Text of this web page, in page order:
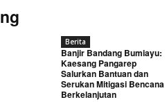
Berita
Banjir Bandang Bumiayu:
Kaesang Pangarep
Salurkan Bantuan dan
Serukan Mitigasi Bencana
Berkelanjutan